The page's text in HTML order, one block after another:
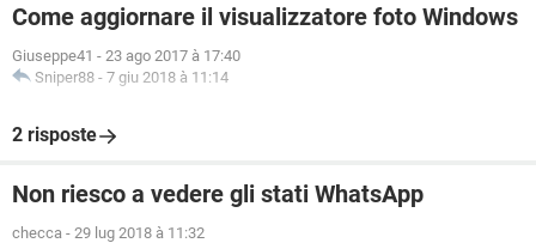
Come aggiornare il visualizzatore foto Windows
Giuseppe41 - 23 ago 2017 à 17:40
Sniper88 - 7 giu 2018 à 11:14
2 risposte
Non riesco a vedere gli stati WhatsApp
checca - 29 lug 2018 à 11:32